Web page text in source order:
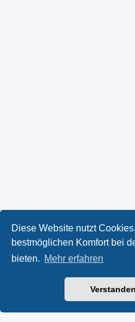
Diese Website nutzt
bestmöglichen Komfort bei
bieten. Mehr erfahren